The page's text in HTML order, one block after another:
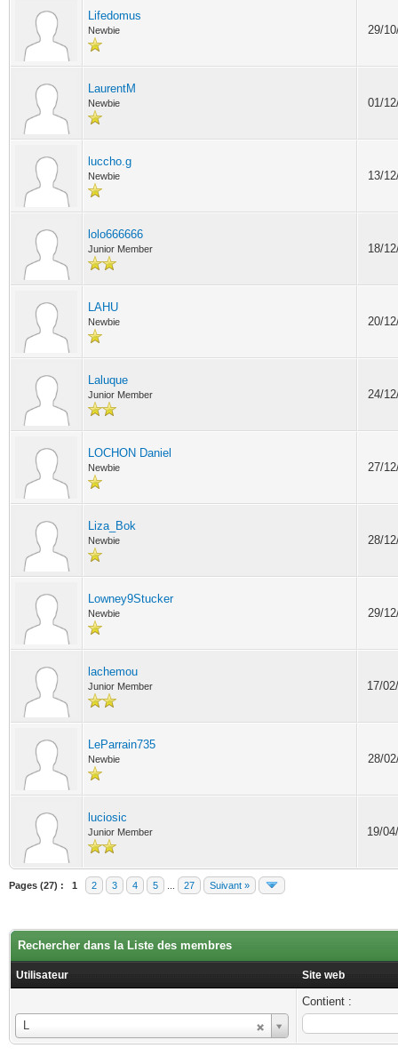
Lifedomus
Newbie 29/
LaurentM
Newbie 01/
luccho.g
Newbie 13/
lolo666666
Junior Member 18/
LAHU
Newbie 20/
Laluque
Junior Member 24/
LOCHON Daniel
Newbie 27/
Liza_Bok
Newbie 28/
Lowney9Stucker
Newbie 29/
lachemou
Junior Member 17/
LeParrain735
Newbie 28/
luciosic
Junior Member 19/
Pages (27) : 1 2 3 4 5 27 Suivant »
Rechercher dans la Liste des membres
Utilisateur Site web
L
Utilisateur
Contient :